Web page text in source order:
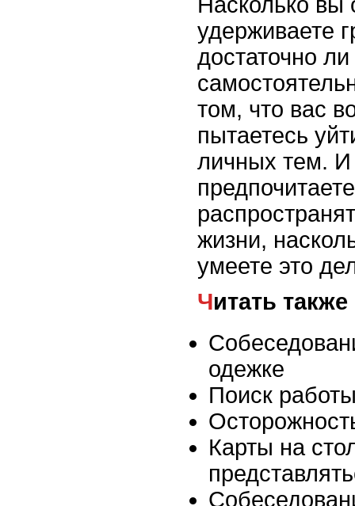
удерживаете
достаточно
том, что вас
пытаетесь
личных тем.
жизни,
умеете это
Читать также
одежке
Поиск
Карты на